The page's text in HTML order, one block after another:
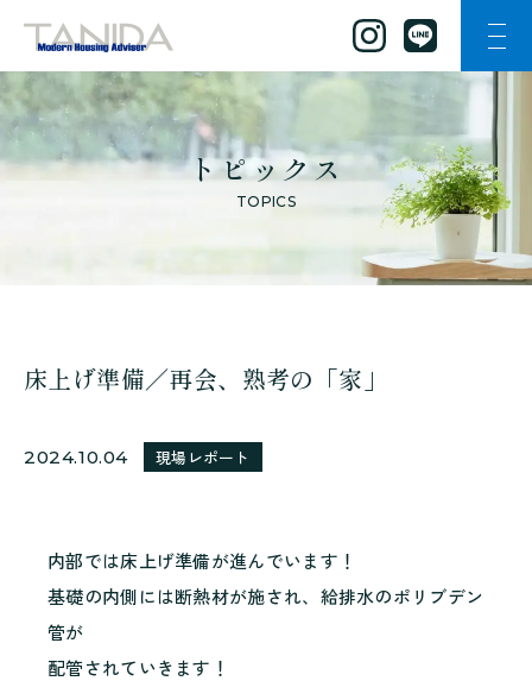
谷田工務店のトップページへ移動
ナビ
トピックス
TOPICS
床上げ準備／再会、熟考の「家」
2024.10.04 現場レポート
内部では床上げ準備が進んでいます！
基礎の内側には断熱材が施され、給排水のポリブデン
管が
配管されていきます！